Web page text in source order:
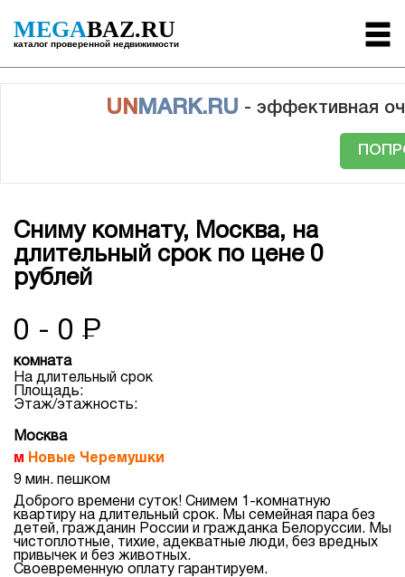
MEGABAZ.RU
каталог проверенной недвижимости
UN MARK.RU - эффективная
Сниму комнату, Москва, на
длительный срок по цене 0
рублей
0 - 0 Р
комната
На длительный срок
Площадь:
Этаж/этажность:
Москва
Новые Черемушки
9 мин. пешком
Доброго времени суток! Снимем 1-комнатную
квартиру на длительный срок. Мы семейная пара без
детей, гражданин России и гражданка Белоруссии. Мы
чистоплотные, тихие, адекватные люди, без вредных
привычек и без животных.
Своевременную оплату гарантируем.